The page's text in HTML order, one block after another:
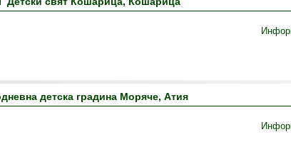
детска градина Моряче, Атия